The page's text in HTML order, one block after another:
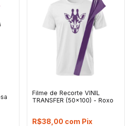
Filme de Recorte VINIL
TRANSFER (50x100) - Roxo
R$38,00 com Pix